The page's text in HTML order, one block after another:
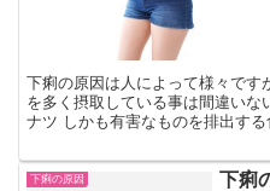
下痢の原因は人によって様々です
を多く摂取している事は間違い
ナツ しかも有害なものを排出す
下痢の原因 下痢